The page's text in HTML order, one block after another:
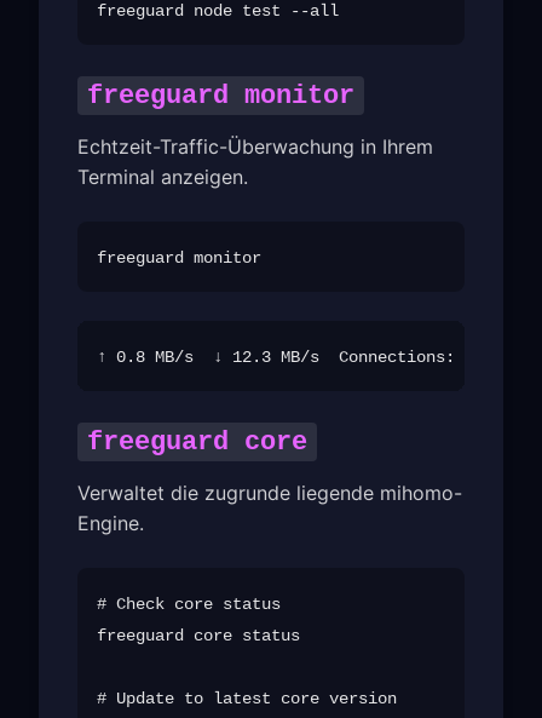
freeguard monitor
Echtzeit-Traffic-Überwachung in Ihrem
Terminal anzeigen.
freeguard core
Verwaltet die zugrunde liegende mihomo-
Engine.
# Check core status
freeguard core status
# Update to latest core version